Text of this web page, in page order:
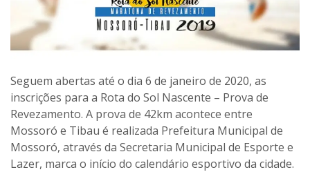
Seguem abertas até o dia 6 de janeiro de 2020, as
inscrições para a Rota do Sol Nascente – Prova de
Revezamento. A prova de 42km acontece entre
Mossoró e Tibau é realizada Prefeitura Municipal de
Mossoró, através da Secretaria Municipal de Esporte e
Lazer, marca o início do calendário esportivo da cidade.